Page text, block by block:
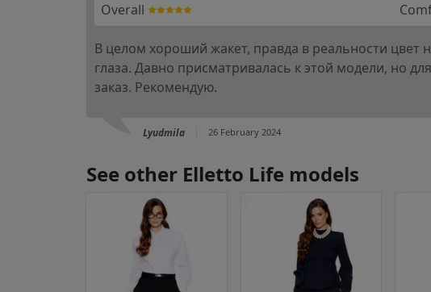
Overall
В целом хороший жакет, правда в реальности цвет
глаза. Давно присматривалась к этой модели, но
заказ. Рекомендую.
Lyudmila 26 February 2024
See other Elletto Life models